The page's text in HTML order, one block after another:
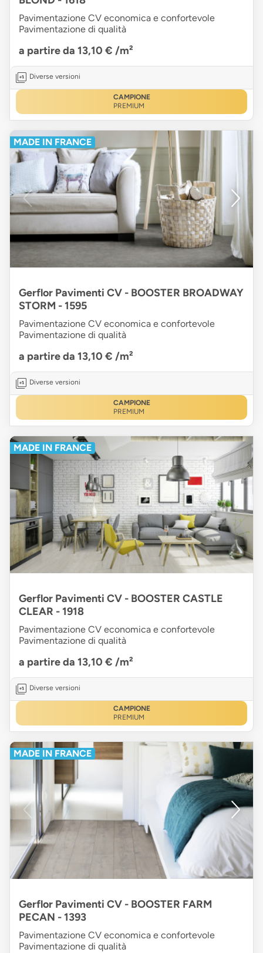
Pavimentazione CV economica e confortevole
Pavimentazione di qualità
a partire da 13,10 € /m²
Diverse versioni
CAMPIONE
PREMIUM
MADE IN FRANCE
Gerflor Pavimenti CV - BOOSTER BROADWAY
STORM - 1595
Pavimentazione CV economica e confortevole
Pavimentazione di qualità
a partire da 13,10 € /m²
Diverse versioni
CAMPIONE
PREMIUM
MADE IN FRANCE
Gerflor Pavimenti CV - BOOSTER CASTLE
CLEAR - 1918
Pavimentazione CV economica e confortevole
Pavimentazione di qualità
a partire da 13,10 € /m²
Diverse versioni
CAMPIONE
PREMIUM
MADE IN FRANCE
Gerflor Pavimenti CV - BOOSTER FARM
PECAN - 1393
Pavimentazione CV economica e confortevole
Pavimentazione di qualità